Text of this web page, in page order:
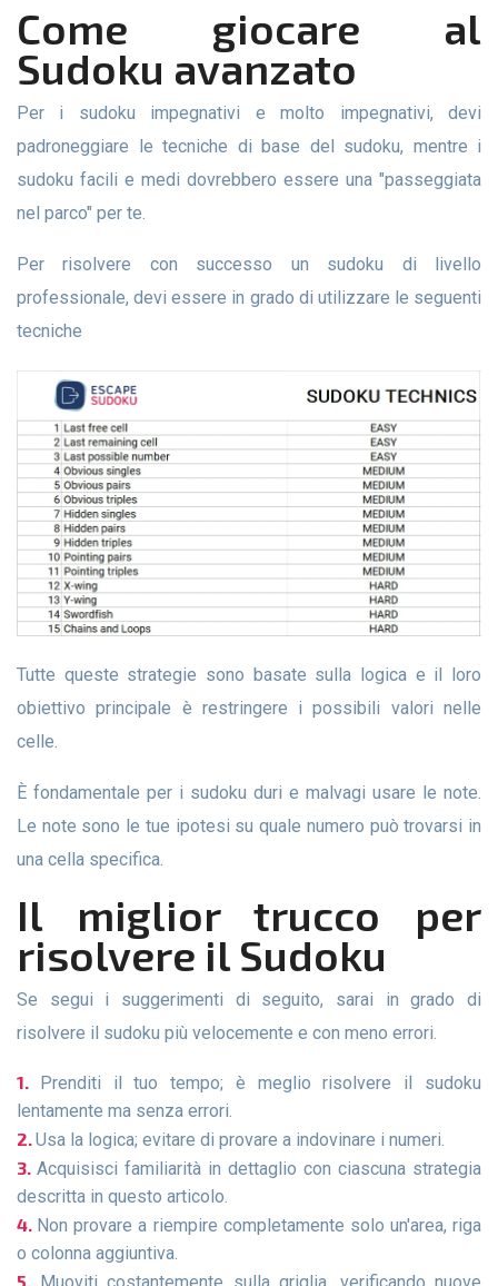
Come giocare al
Sudoku avanzato
Per i sudoku impegnativi e molto impegnativi, devi
padroneggiare le tecniche di base del sudoku, mentre i
sudoku facili e medi dovrebbero essere una "passeggiata
nel parco" per te.
Per risolvere con successo un sudoku di livello
professionale, devi essere in grado di utilizzare le seguenti
tecniche
Tutte queste strategie sono basate sulla logica e il loro
obiettivo principale è restringere i possibili valori nelle
celle.
È fondamentale per i sudoku duri e malvagi usare le note.
Le note sono le tue ipotesi su quale numero può trovarsi in
una cella specifica.
Il miglior trucco per
risolvere il Sudoku
Se segui i suggerimenti di seguito, sarai in grado di
risolvere il sudoku più velocemente e con meno errori.
Prenditi il ​​​​tuo tempo; è meglio risolvere il sudoku
lentamente ma senza errori.
Usa la logica; evitare di provare a indovinare i numeri.
Acquisisci familiarità in dettaglio con ciascuna strategia
descritta in questo articolo.
Non provare a riempire completamente solo un'area, riga
o colonna aggiuntiva.